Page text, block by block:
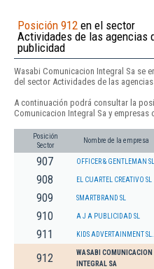
Posición 912 en el sector
Actividades de las agencias
publicidad
Wasabi Comunicacion Integral Sa se
del sector Actividades de las
A continuación podrá consultar la
Comunicacion Integral Sa y
Posición
Sector
Nombre de la empresa
907 OFFICER & GENTLEMAN SL.
908 EL CUARTEL CREATIVO SL
909 SMARTBRAND SL
910 A J A PUBLICIDAD SL
911 KIDS ADVERTAINMENT SL.
912
WASABI COMUNICACION
INTEGRAL SA